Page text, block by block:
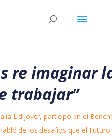
re imaginar
trabajar”
Lidijover, participó en el
de los desafíos que el Futuro